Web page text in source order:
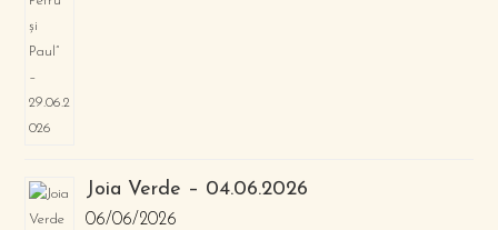
Joia Verde – 04.06.2026
06/06/2026